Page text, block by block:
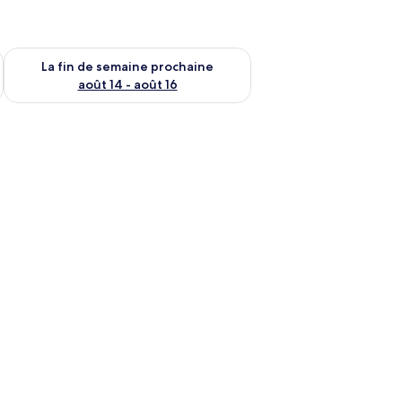
semaine août 7 - août 9
La fin de semaine prochaine
août 14 - août 16
Vérifier la disponibilité pour la fin de semaine prochaine août
dotée d’un éclairage individuel et de panneaux de commande.